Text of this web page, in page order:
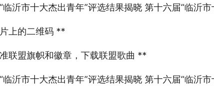
临沂市十大杰出青年”评选结果揭晓 第十六届“临沂
上的二维码 **
联盟旗帜和徽章，下载联盟歌曲 **
临沂市十大杰出青年”评选结果揭晓 第十六届“临沂